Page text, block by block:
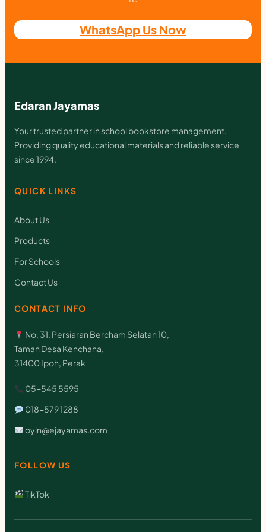
WhatsApp Us Now
Edaran Jayamas
Your trusted partner in school bookstore management.
Providing quality educational materials and reliable service
since 1994.
QUICK LINKS
About Us
Products
For Schools
Contact Us
CONTACT INFO
No. 31, Persiaran Bercham Selatan 10,
Taman Desa Kenchana,
31400 Ipoh, Perak
05-545 5595
018-579 1288
oyin@ejayamas.com
FOLLOW US
TikTok